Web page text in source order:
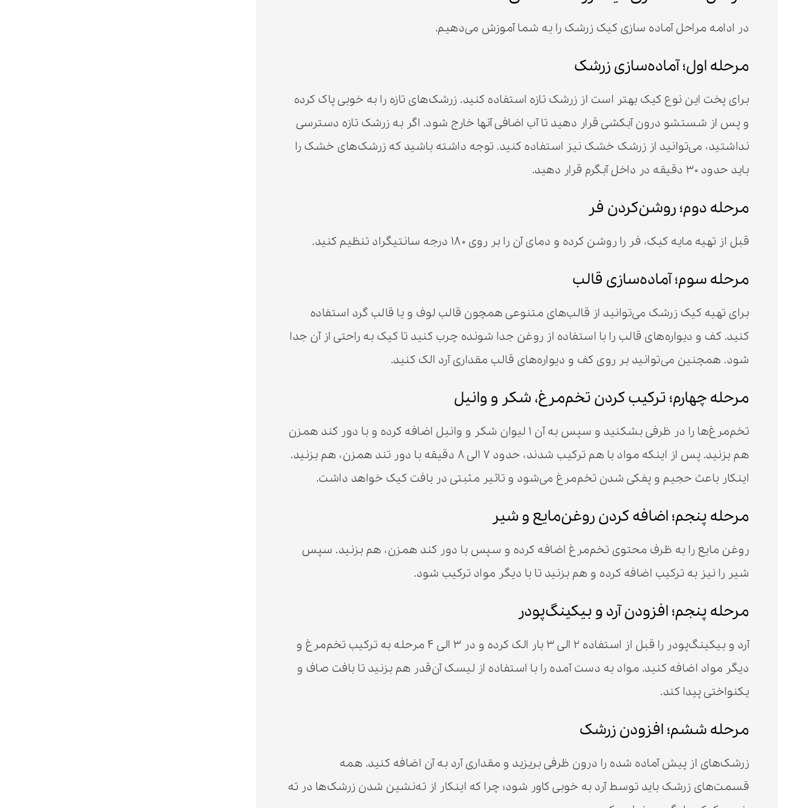
در ادامه مراحل آماده سازی کیک زرشک را به شما آموزش می‌دهیم.
مرحله اول؛ آماده‌سازی زرشک
برای پخت این نوع کیک بهتر است از زرشک تازه استفاده کنید. زرشک‌های تازه را به خوبی پاک کرده
و پس از شستشو درون آبکشی قرار دهید تا آب اضافی آنها خارج شود. اگر به زرشک تازه دسترسی
نداشتید، می‌توانید از زرشک خشک نیز استفاده کنید. توجه داشته باشید که زرشک‌های خشک را
باید حدود ۳۰ دقیقه در داخل آبگرم قرار دهید.
مرحله دوم؛ روشن‌کردن فر
قبل از تهیه مایه کیک، فر را روشن کرده و دمای آن را بر روی ۱۸۰ درجه سانتیگراد تنظیم کنید.
مرحله سوم؛ آماده‌سازی قالب
برای تهیه کیک زرشک می‌توانید از قالب‌های متنوعی همچون قالب لوف و یا قالب گرد استفاده
کنید. کف و دیواره‌های قالب را با استفاده از روغن جدا شونده چرب کنید تا کیک به راحتی از آن جدا
شود. همچنین می‌توانید بر روی کف و دیواره‌های قالب مقداری آرد الک کنید.
مرحله چهارم؛ ترکیب کردن تخم‌مرغ، شکر و وانیل
تخم‌مرغ‌ها را در ظرفی بشکنید و سپس به آن ۱ لیوان شکر و وانیل اضافه کرده و با دور کند همزن
هم بزنید. پس از اینکه مواد با هم ترکیب شدند، حدود ۷ الی ۸ دقیقه با دور تند همزن، هم بزنید.
اینکار باعث حجیم و پفکی شدن تخم‌مرغ می‌شود و تاثیر مثبتی در بافت کیک خواهد داشت.
مرحله پنجم؛ اضافه کردن روغن‌مایع و شیر
روغن مایع را به ظرف محتوی تخم‌مرغ اضافه کرده و سپس با دور کند همزن، هم بزنید. سپس
شیر را نیز به ترکیب اضافه کرده و هم بزنید تا با دیگر مواد ترکیب شود.
مرحله پنجم؛ افزودن آرد و بیکینگ‌پودر
آرد و بیکینگ‌پودر را قبل از استفاده ۲ الی ۳ بار الک کرده و در ۳ الی ۴ مرحله به ترکیب تخم‌مرغ و
دیگر مواد اضافه کنید. مواد به دست آمده را با استفاده از لیسک آن‌قدر هم بزنید تا بافت صاف و
یکنواختی پیدا کند.
مرحله ششم؛ افزودن زرشک
زرشک‌های از پیش آماده شده را درون ظرفی بریزید و مقداری آرد به آن اضافه کنید. همه
قسمت‌های زرشک باید توسط آرد به خوبی کاور شود؛ چرا که اینکار از ته‌نشین شدن زرشک‌ها در ته